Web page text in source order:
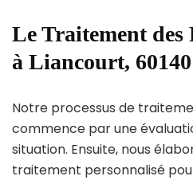
Le Traitement des
à Liancourt, 60140
Notre processus de
commence par une
situation. Ensuite, nous
traitement personnalisé